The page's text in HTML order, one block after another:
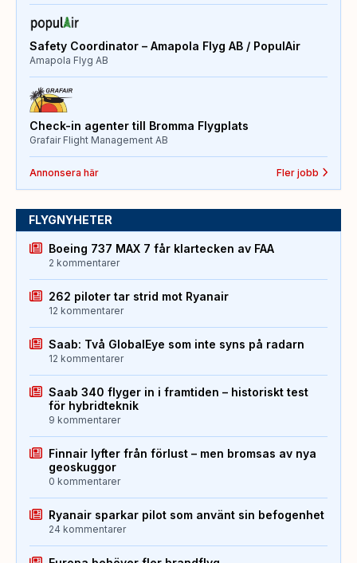
Safety Coordinator – Amapola Flyg AB / PopulAir
Amapola Flyg AB
Check-in agenter till Bromma Flygplats
Grafair Flight Management AB
Annonsera här Fler jobb
FLYGNYHETER
Boeing 737 MAX 7 får klartecken av FAA
2 kommentarer
262 piloter tar strid mot Ryanair
12 kommentarer
Saab: Två GlobalEye som inte syns på radarn
12 kommentarer
Saab 340 flyger in i framtiden – historiskt test
för hybridteknik
9 kommentarer
Finnair lyfter från förlust – men bromsas av nya
geoskuggor
0 kommentarer
Ryanair sparkar pilot som använt sin befogenhet
24 kommentarer